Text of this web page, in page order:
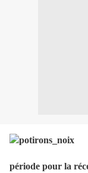
période pour la